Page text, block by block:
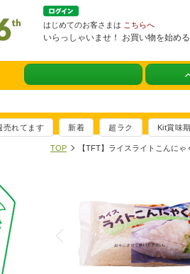
はじめてのお客さまは こちらへ
いらっしゃいませ！ お買い物を始め
豪華賞品が当たるチャンス
満足ごはん大集合
おすすめ！出汁付き肉吸い
そうじ&キッチン
夏に便利！新商品6点登場
熊本地震への緊
売れてます 新着 超ラク Kit賞味
TOP 【TFT】ライスライトこんにゃ